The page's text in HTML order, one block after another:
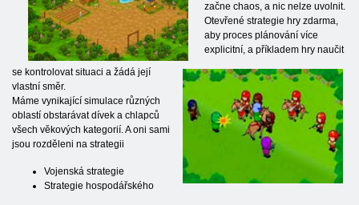
začne chaos, a nic nelze uvolnit.
Otevřené strategie hry zdarma,
aby proces plánování více
explicitní, a příkladem hry naučit
se kontrolovat situaci a žádá její
vlastní směr.
Máme vynikající simulace různých
oblastí obstarávat dívek a chlapců
všech věkových kategorií. A oni sami
jsou rozděleni na strategii
Vojenská strategie
Strategie hospodářského